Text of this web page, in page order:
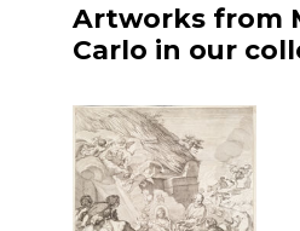
Artworks from
Carlo in our